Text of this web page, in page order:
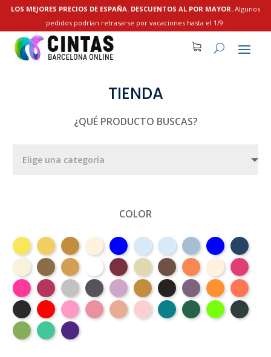
LOS MEJORES PRECIOS DE ESPAÑA. DESCUENTOS AL POR MAYOR. Algunos
pedidos podrían retrasarse por vacaciones hasta el 1/9.
TIENDA
¿QUÉ PRODUCTO BUSCAS?
COLOR